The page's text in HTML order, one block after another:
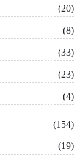
(20)
(8)
(33)
(23)
(4)
(154)
(19)